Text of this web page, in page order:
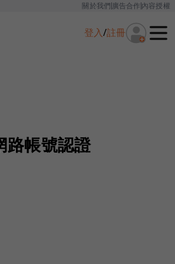
關於我們廣告合作內容授權
登入/註冊
路帳號認證